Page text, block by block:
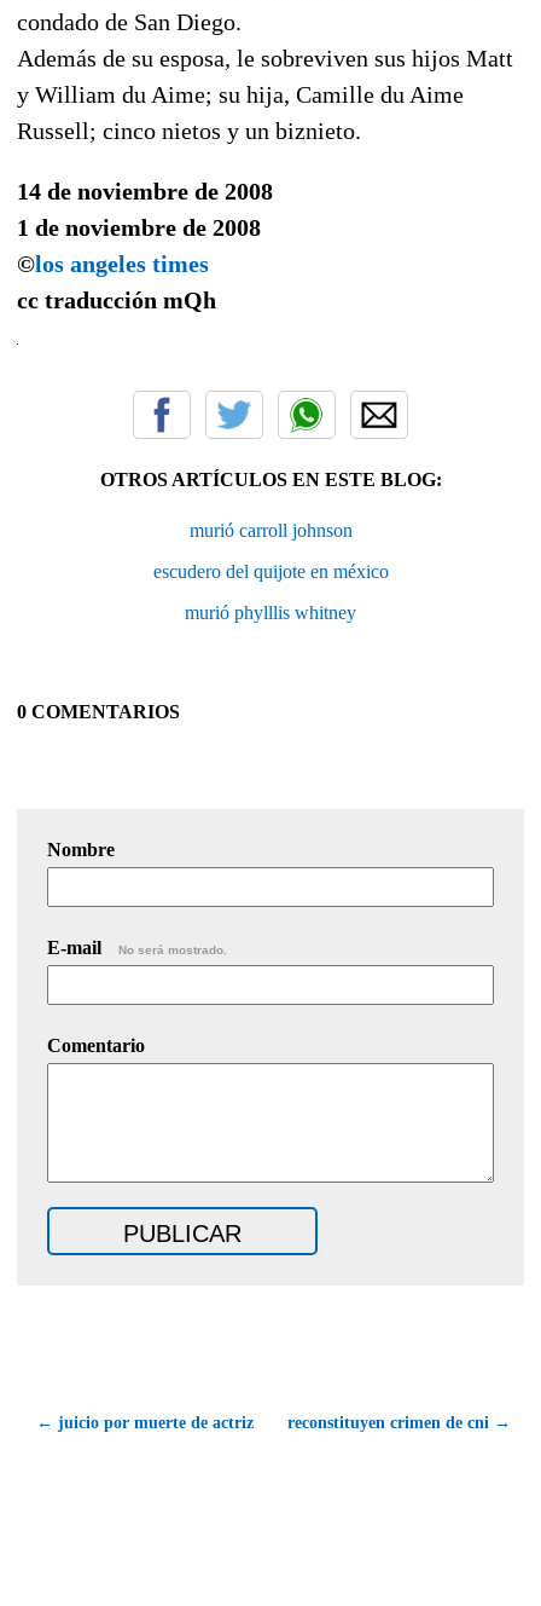
condado de San Diego.
Además de su esposa, le sobreviven sus hijos Matt
y William du Aime; su hija, Camille du Aime
Russell; cinco nietos y un biznieto.
14 de noviembre de 2008
1 de noviembre de 2008
©los angeles times
cc traducción mQh
OTROS ARTÍCULOS EN ESTE BLOG:
murió carroll johnson
escudero del quijote en méxico
murió phylllis whitney
0 COMENTARIOS
Nombre
E-mail No será mostrado.
Comentario
← juicio por muerte de actriz reconstituyen crimen de cni →